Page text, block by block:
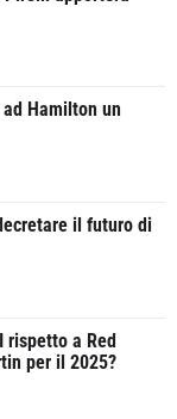
ad Hamilton un
il futuro di
rispetto a Red
per il 2025?